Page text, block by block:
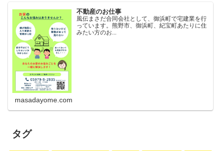
不動産のお仕事
風伝まさだ合同会社として、御浜町で宅建業を行
っています。熊野市、御浜町、紀宝町あたりに住
みたい方のお...
masadayome.com
タグ